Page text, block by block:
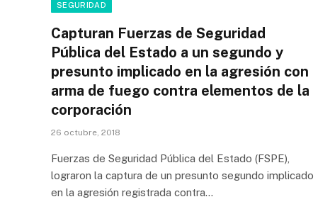
SEGURIDAD
Capturan Fuerzas de Seguridad
Pública del Estado a un segundo y
presunto implicado en la agresión con
arma de fuego contra elementos de la
corporación
26 octubre, 2018
Fuerzas de Seguridad Pública del Estado (FSPE),
lograron la captura de un presunto segundo implicado
en la agresión registrada contra…